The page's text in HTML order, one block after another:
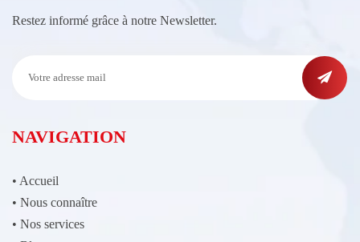
Restez informé grâce à notre Newsletter.
NAVIGATION
• Accueil
• Nous connaître
• Nos services